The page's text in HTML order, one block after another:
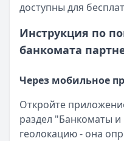
доступны для
Инструкция по
банкомата
Через мобильное
Откройте
раздел "Банкоматы
геолокацию - она